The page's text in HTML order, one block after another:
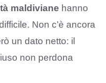
maldiviane hanno
Non c’è ancora
un dato netto: il
non perdona